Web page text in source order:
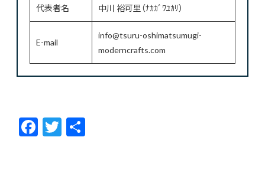
代表者名 中川 裕可里（ﾅｶｶﾞﾜﾕｶﾘ）
E-mail
info@tsuru-oshimatsumugi-
moderncrafts.com
F
ac
T
w